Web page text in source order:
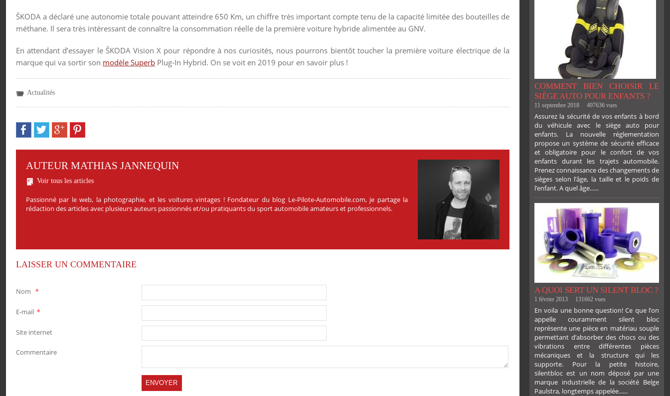
ŠKODA a déclaré une autonomie totale pouvant atteindre 650 Km, un chiffre très important compte tenu de la capacité limitée des bouteilles de
méthane. Il sera très intéressant de connaître la consommation réelle de la première voiture hybride alimentée au GNV.
En attendant d’essayer le ŠKODA Vision X pour répondre à nos curiosités, nous pourrons bientôt toucher la première voiture électrique de la
marque qui va sortir son modèle Superb Plug-In Hybrid. On se voit en 2019 pour en savoir plus !
Actualités
AUTEUR MATHIAS JANNEQUIN
Voir tous les articles
Passionné par le web, la photographie, et les voitures vintages ! Fondateur du blog Le-Pilote-Automobile.com, je partage la
rédaction des articles avec plusieurs auteurs passionnés et/ou pratiquants du sport automobile amateurs et professionnels.
LAISSER UN COMMENTAIRE
Nom *
E-mail *
Site internet
Commentaire
COMMENT BIEN CHOISIR LE
SIÈGE AUTO POUR ENFANTS ?
11 septembre 2018 497636 vues
Assurez la sécurité de vos enfants à bord
du véhicule avec le siège auto pour
enfants. La nouvelle réglementation
propose un système de sécurité efficace
et obligatoire pour le confort de vos
enfants durant les trajets automobile.
Prenez connaissance des changements de
sièges selon l’âge, la taille et le poids de
l’enfant. A quel âge......
A QUOI SERT UN SILENT BLOC ?
1 février 2013 131662 vues
En voila une bonne question! Ce que l’on
appelle couramment silent bloc
représente une pièce en matériau souple
permettant d’absorber des chocs ou des
vibrations entre différentes pièces
mécaniques et la structure qui les
supporte. Pour la petite histoire,
silentbloc est un nom déposé par une
marque industrielle de la société Belge
Paulstra, longtemps appelée......